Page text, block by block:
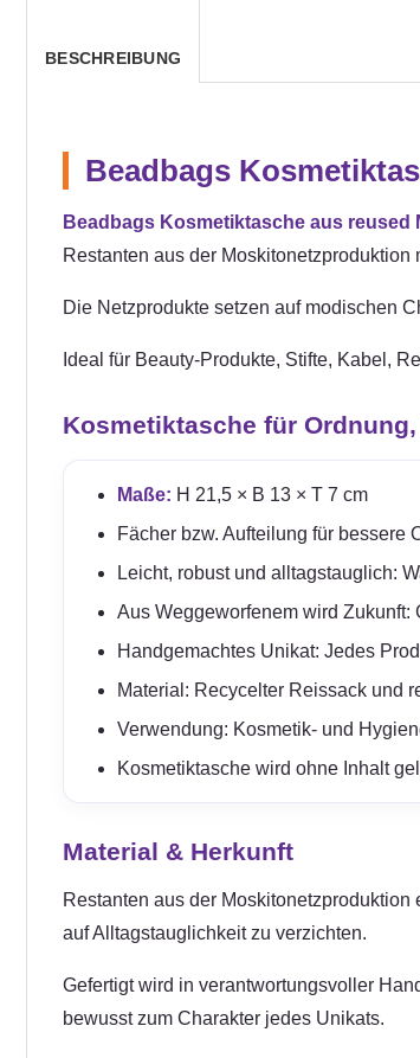
BESCHREIBUNG
Beadbags
Beadbags Kosmetiktasche aus
Restanten aus der
Die Netzprodukte setzen auf modischen
Ideal für Beauty-Produkte, Stifte, Kabel,
Kosmetiktasche für
Maße: H 21,5 × B 13 × T 7 cm
Fächer bzw. Aufteilung für bessere
Leicht, robust und alltagstauglich:
Aus Weggeworfenem wird Zukunft:
Handgemachtes Unikat: Jedes
Material: Recycelter Reissack und
Verwendung: Kosmetik- und
Kosmetiktasche wird ohne Inhalt
Material & Herkunft
Restanten aus der
auf Alltagstauglichkeit zu verzichten.
Gefertigt wird in verantwortungsvoller
bewusst zum Charakter jedes Unikats.